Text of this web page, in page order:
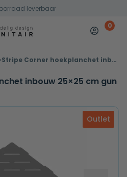
leverbaar
Mijn 0
Stripe Corner hoekplanchet inbouw 25×25 cm gun metal
inbouw 25×25 cm gun
Outlet